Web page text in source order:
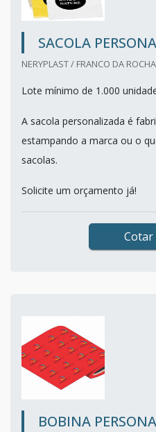
SACOLA
NERYPLAST / FRANCO DA
Lote mínimo de 1.000
A sacola personalizada é
estampando a marca ou o
sacolas.
Solicite um orçamento já!
BOBINA